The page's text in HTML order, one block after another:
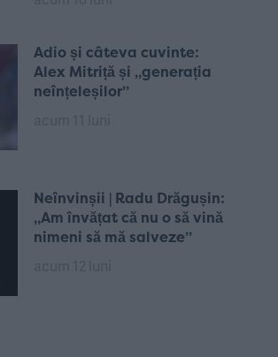
Adio și câteva cuvinte:
Alex Mitriță și „generația
neînțeleșilor”
Neînvinșii | Radu Drăgușin:
„Am învățat că nu o să vină
nimeni să mă salveze”